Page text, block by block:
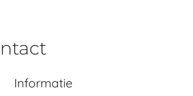
Informatie